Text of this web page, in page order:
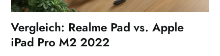
Vergleich: Realme Pad vs. Apple
iPad Pro M2 2022